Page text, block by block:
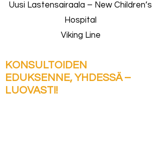
Uusi Lastensairaala – New Children’s
Hospital
Viking Line
KONSULTOIDEN
EDUKSENNE, YHDESSÄ –
LUOVASTI!